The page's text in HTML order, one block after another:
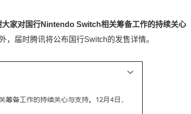
大家对国行Nintendo Switch相关筹备工作的持续关心
，届时腾讯将公布国行Switch的发售详情。